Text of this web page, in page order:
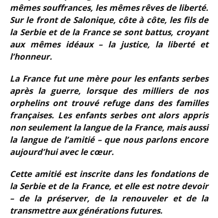
mêmes souffrances, les mêmes rêves de liberté.
Sur le front de Salonique, côte à côte, les fils de
la Serbie et de la France se sont battus, croyant
aux mêmes idéaux – la justice, la liberté et
l’honneur.
La France fut une mère pour les enfants serbes
après la guerre, lorsque des milliers de nos
orphelins ont trouvé refuge dans des familles
françaises. Les enfants serbes ont alors appris
non seulement la langue de la France, mais aussi
la langue de l’amitié – que nous parlons encore
aujourd’hui avec le cœur.
Cette amitié est inscrite dans les fondations de
la Serbie et de la France, et elle est notre devoir
– de la préserver, de la renouveler et de la
transmettre aux générations futures.